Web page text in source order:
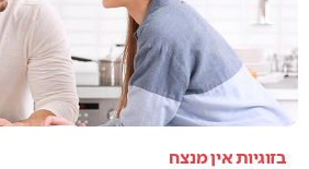
בזוגיות אין מנצח